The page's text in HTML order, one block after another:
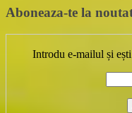
Aboneaza-te la
Introdu e-mailul și